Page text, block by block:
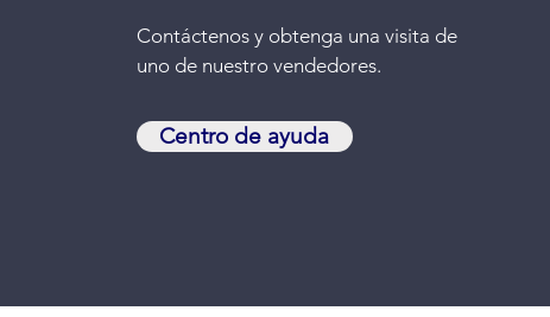
Contáctenosy obtenga una visita de
uno de nuestro vendedores.
Centro de ayuda